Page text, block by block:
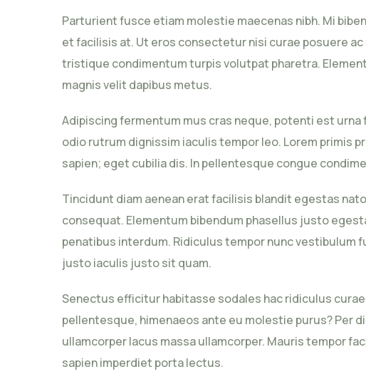
Parturient fusce etiam molestie maecenas nibh. Mi
et facilisis at. Ut eros consectetur nisi curae posuere
tristique condimentum turpis volutpat pharetra.
magnis velit dapibus metus.
Adipiscing fermentum mus cras neque, potenti est
odio rutrum dignissim iaculis tempor leo. Lorem primis
sapien; eget cubilia dis. In pellentesque congue
Tincidunt diam aenean erat facilisis blandit egestas
consequat. Elementum bibendum phasellus justo
penatibus interdum. Ridiculus tempor nunc vestibulum
justo iaculis justo sit quam.
Senectus efficitur habitasse sodales hac ridiculus
pellentesque, himenaeos ante eu molestie purus? Per
ullamcorper lacus massa ullamcorper. Mauris tempor
sapien imperdiet porta lectus.